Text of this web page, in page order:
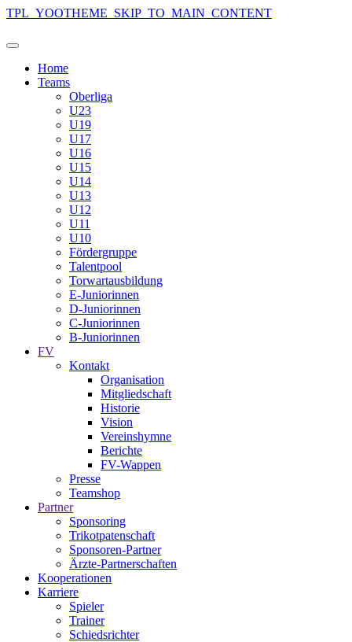
TPL_YOOTHEME_SKIP_TO_MAIN_CONTENT
Home
Teams
Oberliga
U23
U19
U17
U16
U15
U14
U13
U12
U11
U10
Fördergruppe
Talentpool
Torwartausbildung
E-Juniorinnen
D-Juniorinnen
C-Juniorinnen
B-Juniorinnen
FV
Kontakt
Organisation
Mitgliedschaft
Historie
Vision
Vereinshymne
Berichte
FV-Wappen
Presse
Teamshop
Partner
Sponsoring
Trikotpatenschaft
Sponsoren-Partner
Ärzte-Partnerschaften
Kooperationen
Karriere
Spieler
Trainer
Schiedsrichter